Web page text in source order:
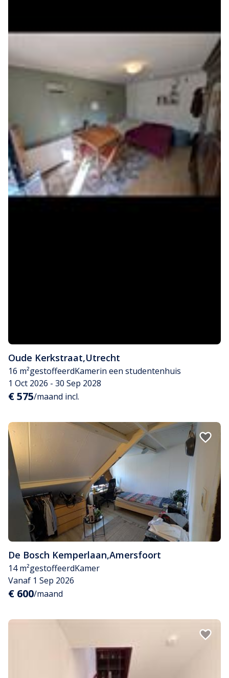
Oude Kerkstraat,Utrecht
16 m²gestoffeerdKamerin een studentenhuis
1 Oct 2026 - 30 Sep 2028
€ 575/maand incl.
De Bosch Kemperlaan,Amersfoort
14 m²gestoffeerdKamer
Vanaf 1 Sep 2026
€ 600/maand